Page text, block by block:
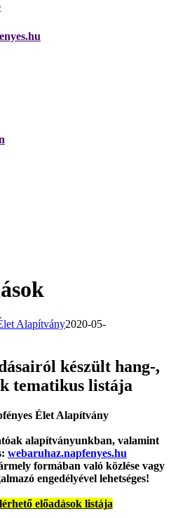
Alapítvány2020-05-
készült hang-,
tematikus listája
Élet Alapítvány
alapítványunkban, valamint
webaruhaz.napfenyes.hu
formában való közlése vagy
engedélyével lehetséges!
előadások listája